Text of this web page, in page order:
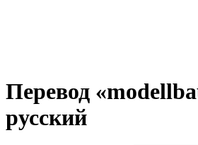
Перевод
русский